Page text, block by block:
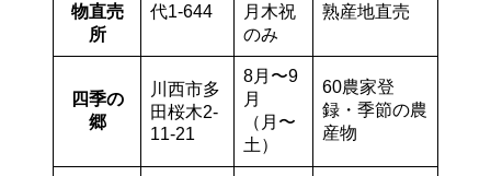
物直売
所
代1-644
月木祝
のみ
熟産地直売
四季の
郷
川西市多
田桜木2-
11-21
8月〜9
月
（月〜
土）
60農家登
録・季節の農
産物